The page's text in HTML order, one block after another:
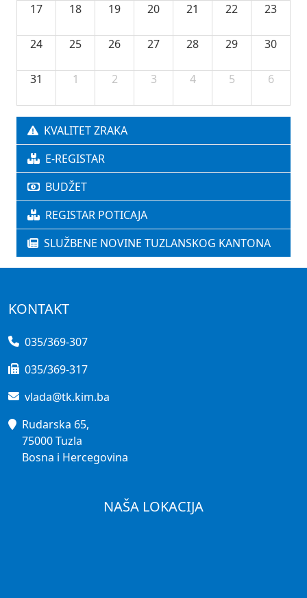
17 18 19 20 21 22 23
24 25 26 27 28 29 30
31 1 2 3 4 5 6
KVALITET ZRAKA
E-REGISTAR
BUDŽET
REGISTAR POTICAJA
SLUŽBENE NOVINE TUZLANSKOG KANTONA
KONTAKT
035/369-307
035/369-317
vlada@tk.kim.ba
Rudarska 65,
75000 Tuzla
Bosna i Hercegovina
NAŠA LOKACIJA